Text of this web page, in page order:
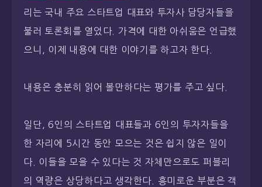
리는 국내 주요 스타트업 대표와 투자사 담당자들을
불러 토론회를 열었다. 가격에 대한 아쉬움은 언급했
으니, 이제 내용에 대한 이야기를 하고자 한다.
내용은 충분히 읽어 볼만하다는 평가를 주고 싶다.
일단, 6인의 스타트업 대표들과 6인의 투자자들을
한 자리에 5시간 동안 모으는 것은 쉽지 않은 일이
다. 이들을 모을 수 있다는 것 자체만으로도 퍼블리
의 역량은 상당하다고 생각한다. 흥미로운 부분은 객